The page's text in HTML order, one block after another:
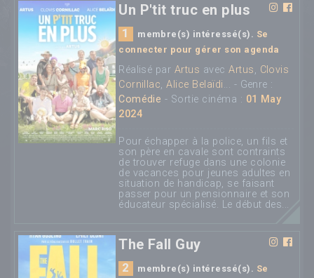
Un P'tit truc en plus
1 membre(s) intéressé(s). Se
connecter pour gérer son agenda
Réalisé par Artus avecArtus, Clovis
Cornillac,Alice Belaïdi... - Genre :
Comédie - Sortie cinéma : 01 May
2024
Pour échapper à la police, un fils et
son père en cavale sont contraints
de trouver refuge dans une colonie
de vacances pour jeunes adultes en
situation de handicap, se faisant
passer pour un pensionnaire et son
éducateur spécialisé. Le début des...
The Fall Guy
2 membre(s) intéressé(s). Se